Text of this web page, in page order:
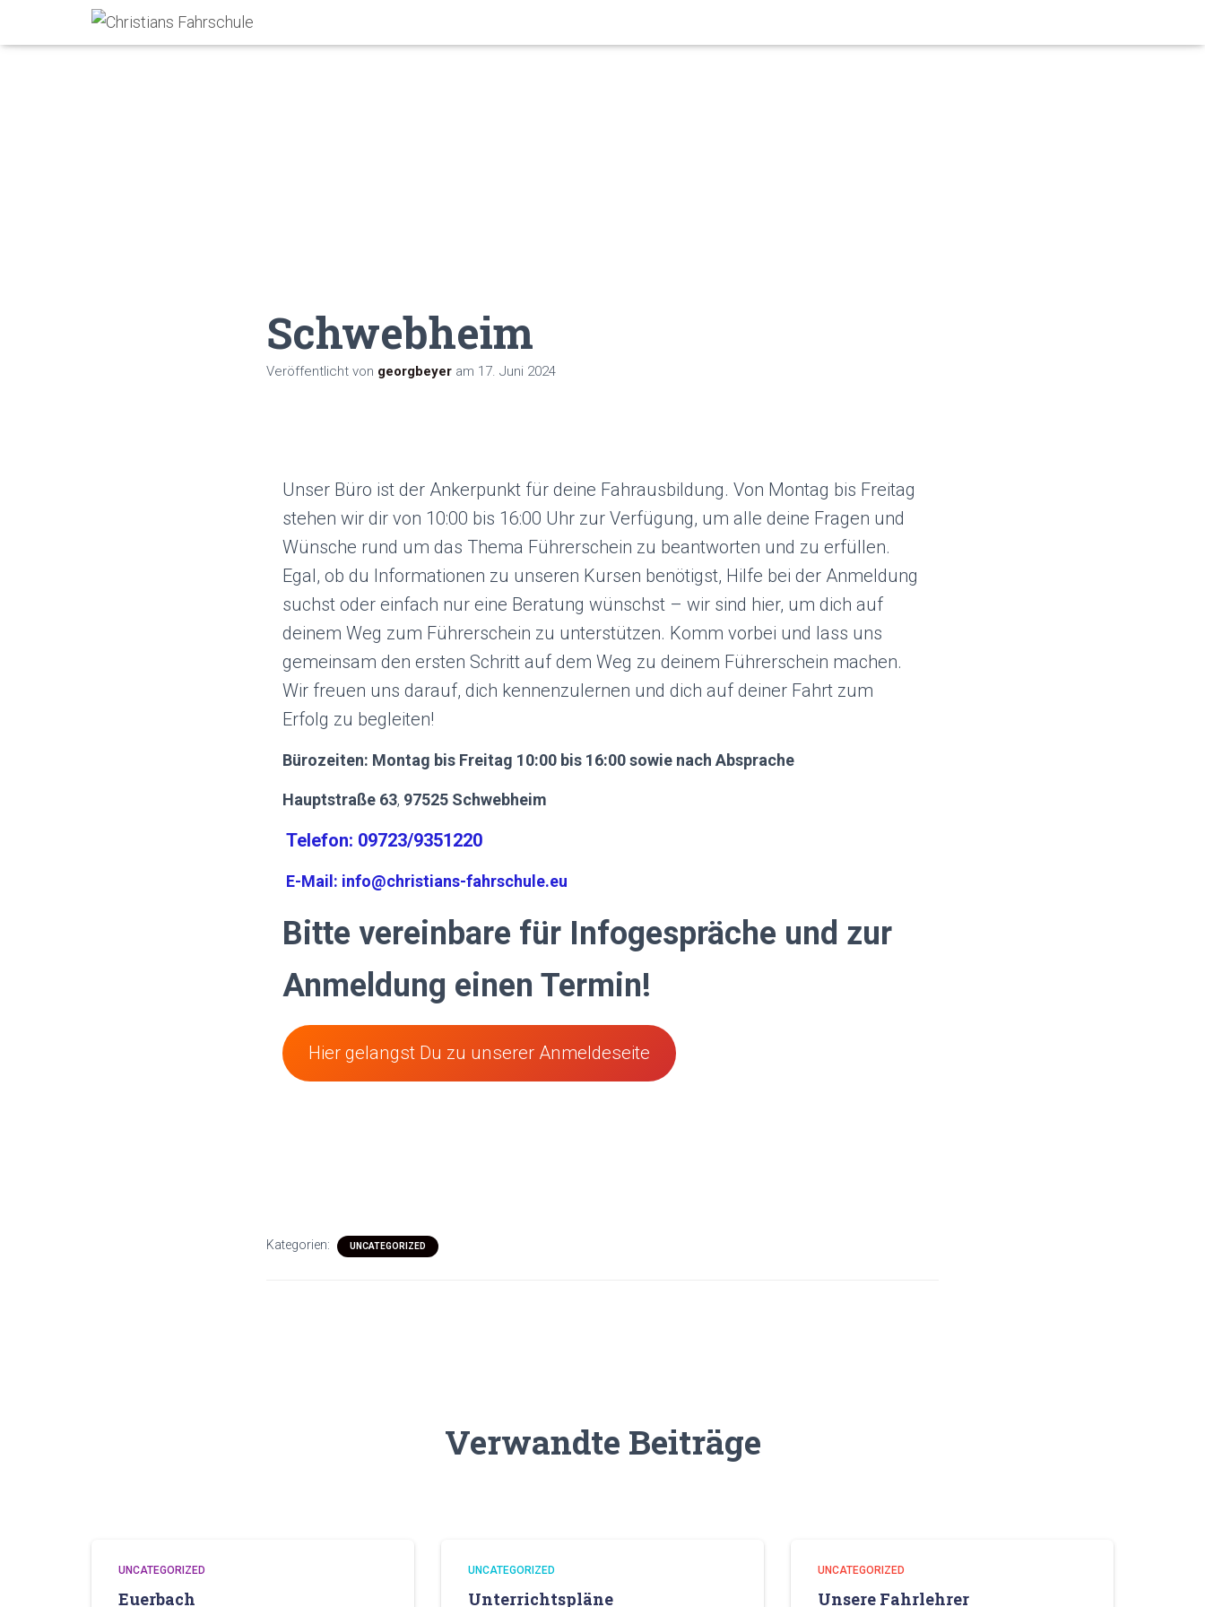
Schwebheim
Veröffentlicht von georgbeyer am 17. Juni 2024
Unser Büro ist der Ankerpunkt für deine Fahrausbildung. Von Montag bis Freitag
stehen wir dir von 10:00 bis 16:00 Uhr zur Verfügung, um alle deine Fragen und
Wünsche rund um das Thema Führerschein zu beantworten und zu erfüllen.
Egal, ob du Informationen zu unseren Kursen benötigst, Hilfe bei der Anmeldung
suchst oder einfach nur eine Beratung wünschst – wir sind hier, um dich auf
deinem Weg zum Führerschein zu unterstützen. Komm vorbei und lass uns
gemeinsam den ersten Schritt auf dem Weg zu deinem Führerschein machen.
Wir freuen uns darauf, dich kennenzulernen und dich auf deiner Fahrt zum
Erfolg zu begleiten!
Bürozeiten: Montag bis Freitag 10:00 bis 16:00 sowie nach Absprache
Hauptstraße 63, 97525 Schwebheim
Telefon: 09723/9351220
E-Mail: info@christians-fahrschule.eu
Bitte vereinbare für Infogespräche und zur
Anmeldung einen Termin!
Hier gelangst Du zu unserer Anmeldeseite
Kategorien: UNCATEGORIZED
Verwandte Beiträge
UNCATEGORIZED
Euerbach
UNCATEGORIZED
Unterrichtspläne
UNCATEGORIZED
Unsere Fahrlehrer